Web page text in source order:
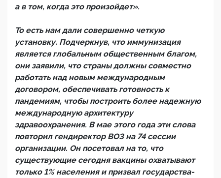
а в том, когда это произойдет».
То есть нам дали совершенно четкую
установку. Подчеркнув, что иммунизация
является глобальным общественным благом,
они заявили, что страны должны совместно
работать над новым международным
договором, обеспечивать готовность к
пандемиям, чтобы построить более надежную
международную архитектуру
здравоохранения. В мае этого года эти слова
повторил гендиректор ВОЗ на 74 сессии
организации. Он посетовал на то, что
существующие сегодня вакцины охватывают
только 1% населения и призвал государства-